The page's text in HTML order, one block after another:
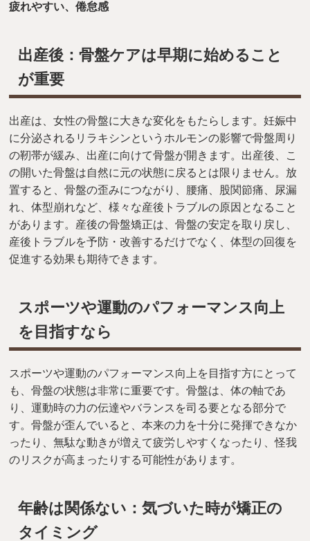
疲れやすい、倦怠感
出産後：骨盤ケアは早期に始めること
が重要
出産は、女性の骨盤に大きな変化をもたらします。妊娠中
に分泌されるリラキシンというホルモンの影響で骨盤周り
の靭帯が緩み、出産に向けて骨盤が開きます。出産後、こ
の開いた骨盤は自然に元の状態に戻るとは限りません。放
置すると、骨盤の歪みにつながり、腰痛、股関節痛、尿漏
れ、体型崩れなど、様々な産後トラブルの原因となること
があります。産後の骨盤矯正は、骨盤の安定を取り戻し、
産後トラブルを予防・改善するだけでなく、体型の回復を
促進する効果も期待できます。
スポーツや運動のパフォーマンス向上
を目指すなら
スポーツや運動のパフォーマンス向上を目指す方にとって
も、骨盤の状態は非常に重要です。骨盤は、体の軸であ
り、運動時の力の伝達やバランスを司る要となる部分で
す。骨盤が歪んでいると、本来の力を十分に発揮できなか
ったり、無駄な動きが増えて疲労しやすくなったり、怪我
のリスクが高まったりする可能性があります。
年齢は関係ない：気づいた時が矯正の
タイミング